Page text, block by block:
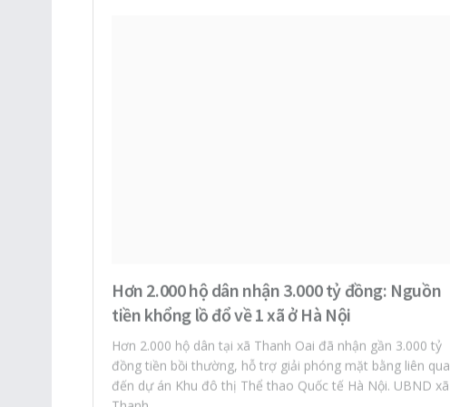
Hơn 2.000 hộ dân nhận 3.000 tỷ đồng: Nguồn
tiền khổng lồ đổ về 1 xã ở Hà Nội
đồng tiền bồi thường, hỗ trợ giải phóng mặt bằng liên quan
đến dự án Khu đô thị Thể thao Quốc tế Hà Nội. UBND xã
Thanh...